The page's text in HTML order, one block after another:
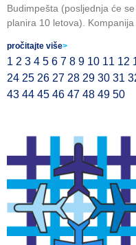
Budimpešta (posljednja će
planira 10 letova). Kompanija
pročitajte više>
1 2 3 4 5 6 7 8 9 10 11 12
24 25 26 27 28 29 30 31
43 44 45 46 47 48 49 50